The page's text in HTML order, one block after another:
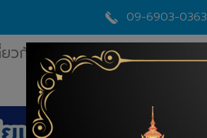
09-6903-0363
วกับเรา หลักสูตร